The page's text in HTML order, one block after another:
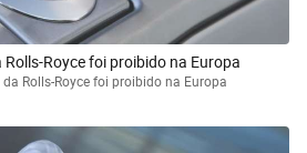
Royce foi proibido na Europa
Rolls-Royce foi proibido na Europa